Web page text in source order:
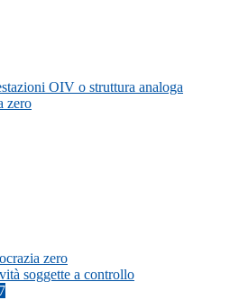
OIV o struttura analoga
zero
zero
soggette a controllo
7